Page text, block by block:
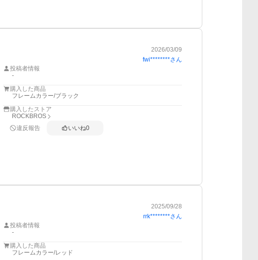
2026/03/09
fwi********さん
投稿者情報
-
購入した商品
フレームカラー/ブラック
購入したストア
ROCKBROS
違反報告
いいね0
2025/09/28
rrk********さん
投稿者情報
-
購入した商品
フレームカラー/レッド